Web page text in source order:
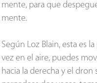
mente, para que
mente.
Según Loz Blain, esta es
vez en el aire, puedes
hacia la derecha y el